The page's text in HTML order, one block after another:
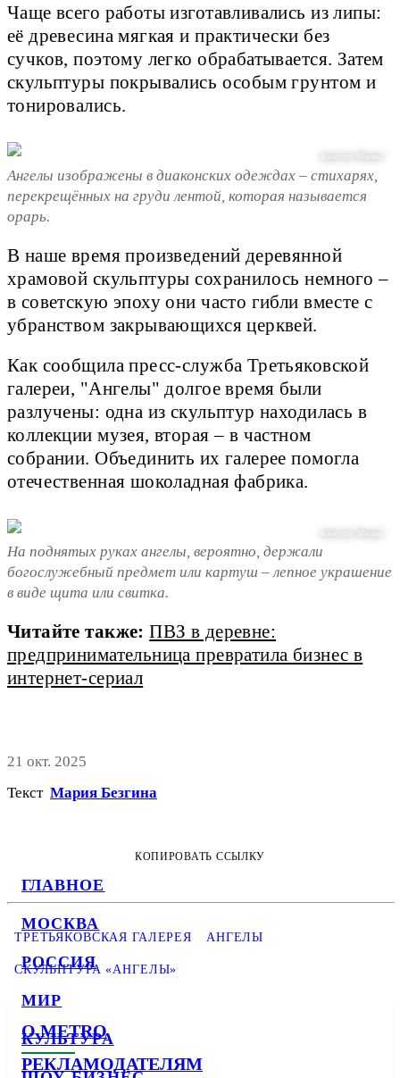
ГЛАВНОЕ
МОСКВА
РОССИЯ
МИР
КУЛЬТУРА
Чаще всего работы изготавливались из липы:
её древесина мягкая и практически без
сучков, поэтому легко обрабатывается. Затем
скульптуры покрывались особым грунтом и
тонировались.
Агентство "Москва"
Ангелы изображены в диаконских одеждах – стихарях,
перекрещённых на груди лентой, которая называется
орарь.
В наше время произведений деревянной
храмовой скульптуры сохранилось немного –
в советскую эпоху они часто гибли вместе с
убранством закрывающихся церквей.
Как сообщила пресс-служба Третьяковской
галереи, "Ангелы" долгое время были
разлучены: одна из скульптур находилась в
коллекции музея, вторая – в частном
собрании. Объединить их галерее помогла
отечественная шоколадная фабрика.
Агентство "Москва"
На поднятых руках ангелы, вероятно, держали
богослужебный предмет или картуш – лепное украшение
в виде щита или свитка.
Читайте также: ПВЗ в деревне:
предпринимательница превратила бизнес в
интернет-сериал
21 окт. 2025
Текст Мария Безгина
КОПИРОВАТЬ ССЫЛКУ
ТРЕТЬЯКОВСКАЯ ГАЛЕРЕЯ АНГЕЛЫ
СКУЛЬПТУРА «АНГЕЛЫ»
О METRO
РЕКЛАМОДАТЕЛЯМ